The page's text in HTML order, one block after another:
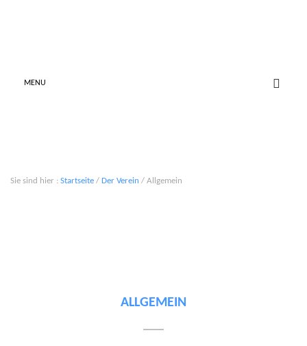
MENU
Sie sind hier : Startseite / Der Verein / Allgemein
ALLGEMEIN